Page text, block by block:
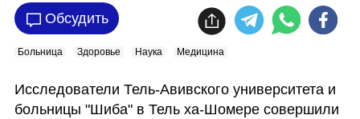
Обсудить
Больница Здоровье Наука Медицина
Исследователи Тель-Авивского университета и
больницы "Шиба" в Тель ха-Шомере совершили